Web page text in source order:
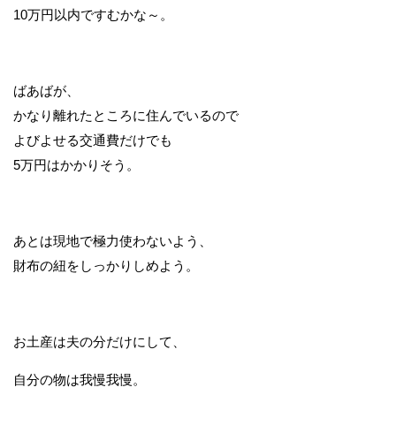
10万円以内ですむかな～。
ばあばが、
かなり離れたところに住んでいるので
よびよせる交通費だけでも
5万円はかかりそう。
あとは現地で極力使わないよう、
財布の紐をしっかりしめよう。
お土産は夫の分だけにして、
自分の物は我慢我慢。